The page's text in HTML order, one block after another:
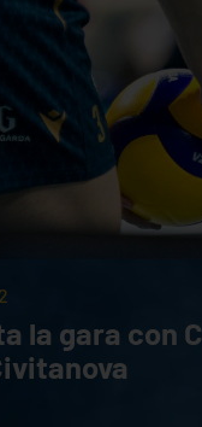
la gara con